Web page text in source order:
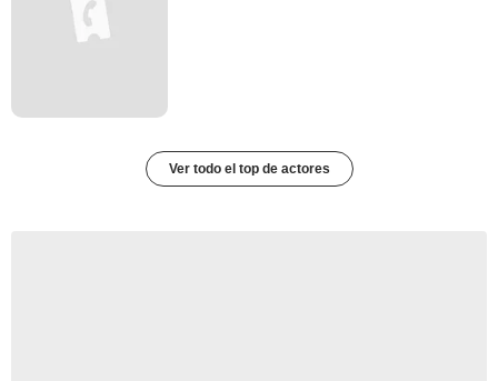
Ver todo el top de actores